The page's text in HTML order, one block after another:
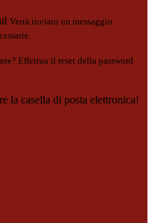
Verrà inviato un messaggio
Effettua il reset della password
la casella di posta elettronica!